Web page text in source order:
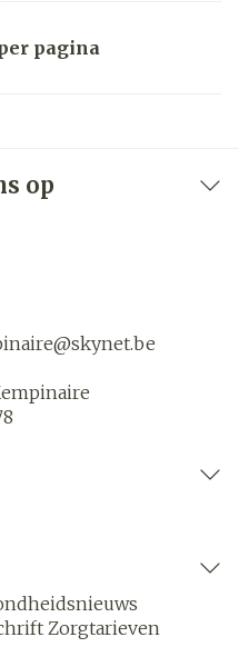
pagina
op
skynet.be
Zorgtarieven